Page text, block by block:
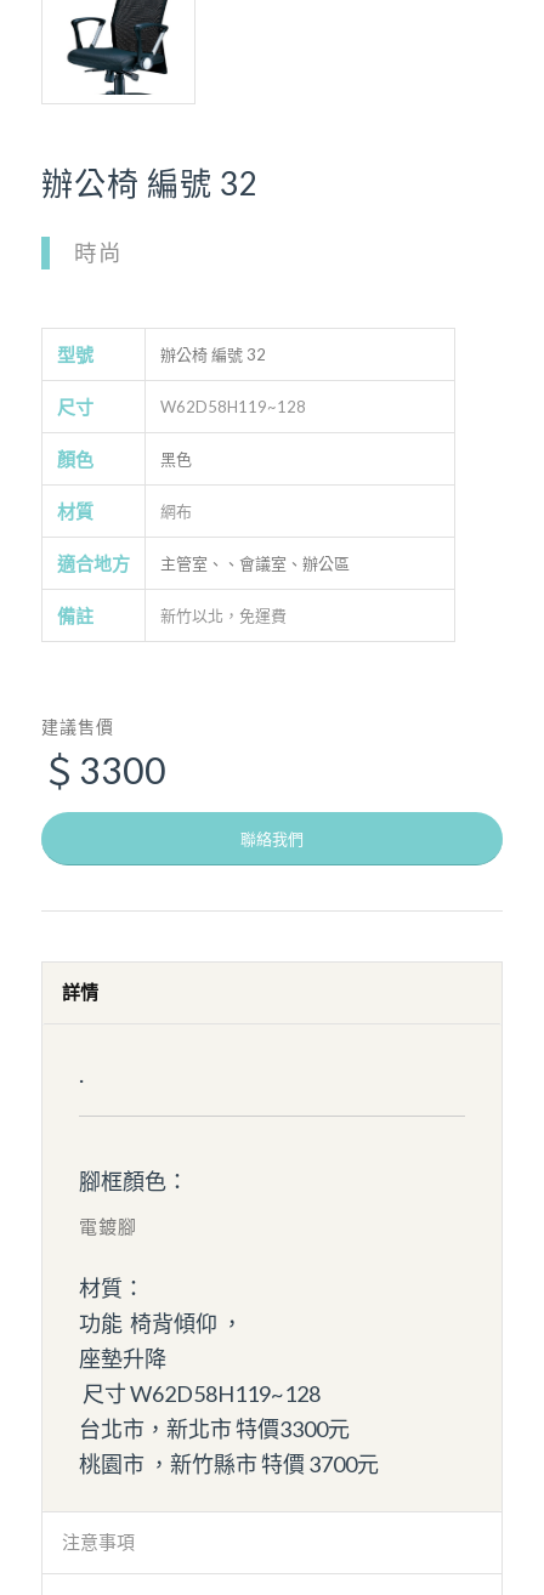
辦公椅 編號 32
時尚
型號 辦公椅 編號 32
尺寸 W62D58H119~128
顏色 黑色
材質 網布
適合地方 主管室、、會議室、辦公區
備註 新竹以北，免運費
建議售價
＄3300
聯絡我們
詳情
腳框顏色：
電鍍腳
材質：
功能 椅背傾仰 ，
座墊升降
尺寸 W62D58H119~128
台北市，新北市 特價3300元
桃園市 ，新竹縣市 特價 3700元
注意事項